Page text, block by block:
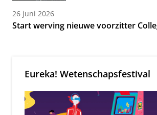
26 juni 2026
Start werving nieuwe voorzitter
Eureka! Wetenschapsfestival